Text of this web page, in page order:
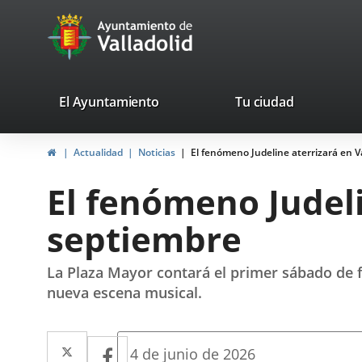
Portal
Web
Ayuntamiento
de
valladolid.es
El Ayuntamiento Tu ciudad
InicioActualidad Noticias El fenómeno Judeline aterrizará en
El fenómeno
septiembre
La Plaza Mayor contará el primer sábado
nueva escena musical.
Twitter
EnlaceFacebook
Enlace
Fecha
4 de junio de 2026